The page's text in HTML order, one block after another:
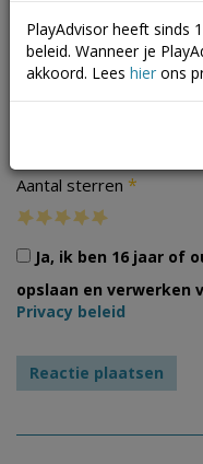
Aantal sterren *
Ja, ik ben 16 jaar of
opslaan en verwerken
Privacy beleid
PlayAdvisor heeft sinds
beleid. Wanneer je
akkoord. Lees hier ons